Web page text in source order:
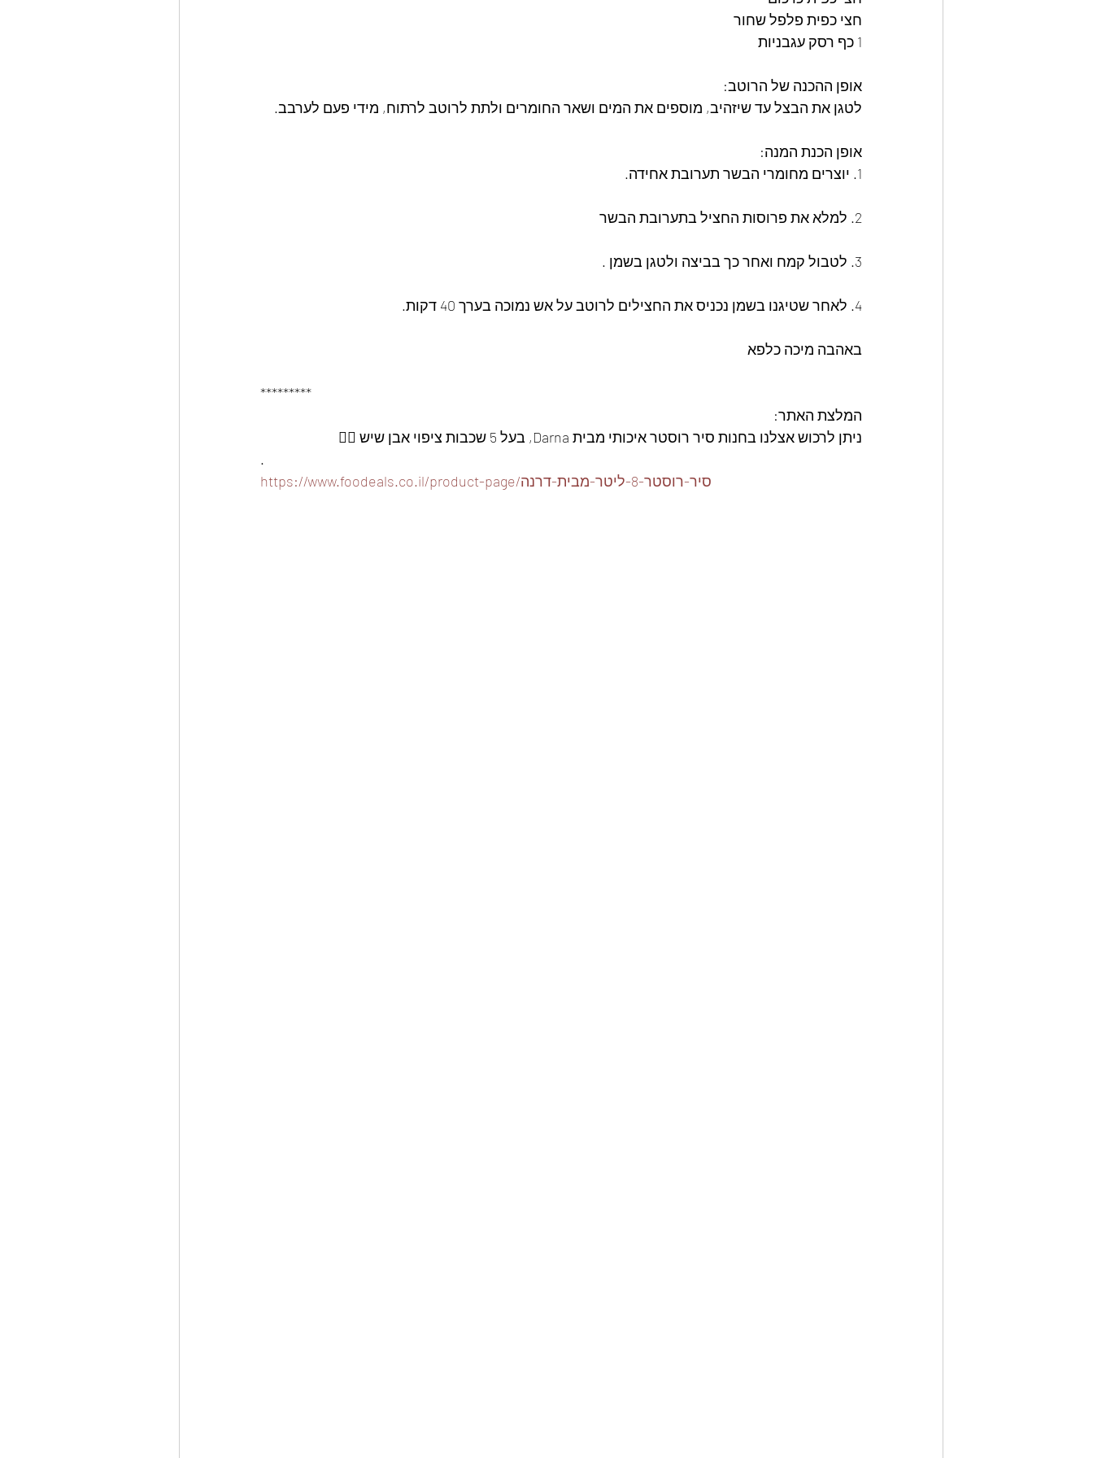
חצי כפית פלפל שחור
1 כף רסק עגבניות
אופן ההכנה של הרוטב:
לטגן את הבצל עד שיזהיב, מוספים את המים ושאר החומרים ולתת לרוטב לרתוח, מידי פעם לערבב.
אופן הכנת המנה:
1. יוצרים מחומרי הבשר תערובת אחידה.
2. למלא את פרוסות החציל בתערובת הבשר
3. לטבול קמח ואחר כך בביצה ולטגן בשמן .
4. לאחר שטיגנו בשמן נכניס את החצילים לרוטב על אש נמוכה בערך 40 דקות.
באהבה מיכה כלפא
*********
המלצת האתר:
ניתן לרכוש אצלנו בחנות סיר רוסטר איכותי מבית Darna, בעל 5 שכבות ציפוי אבן שיש 👇🏽
.
https://www.foodeals.co.il/product-page/סיר-רוסטר-8-ליטר-מבית-דרנה